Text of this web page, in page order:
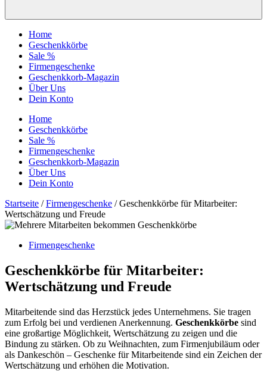
Home
Geschenkkörbe
Sale %
Firmengeschenke
Geschenkkorb-Magazin
Über Uns
Dein Konto
Home
Geschenkkörbe
Sale %
Firmengeschenke
Geschenkkorb-Magazin
Über Uns
Dein Konto
Startseite /Firmengeschenke / Geschenkkörbe für Mitarbeiter:
Wertschätzung und Freude
Firmengeschenke
Geschenkkörbe für Mitarbeiter:
Wertschätzung und Freude
Mitarbeitende sind das Herzstück jedes Unternehmens. Sie tragen
zum Erfolg bei und verdienen Anerkennung. Geschenkkörbe sind
eine großartige Möglichkeit, Wertschätzung zu zeigen und die
Bindung zu stärken. Ob zu Weihnachten, zum Firmenjubiläum oder
als Dankeschön – Geschenke für Mitarbeitende sind ein Zeichen der
Wertschätzung und erhöhen die Motivation.